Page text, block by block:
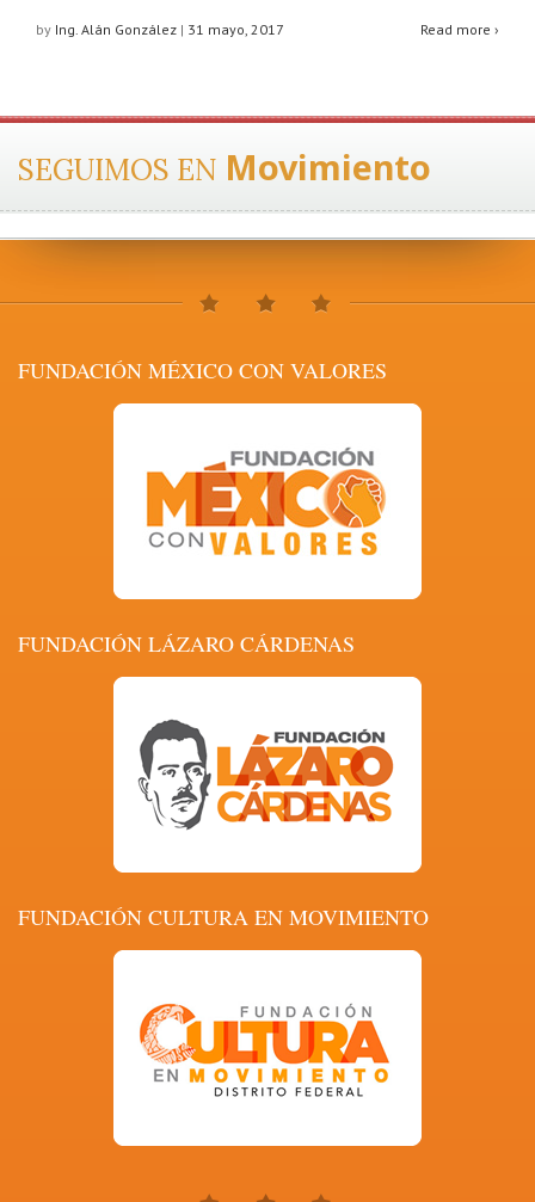
by Ing. Alán González | 31 mayo, 2017 Read more ›
SEGUIMOS EN Movimiento
FUNDACIÓN MÉXICO CON VALORES
FUNDACIÓN LÁZARO CÁRDENAS
FUNDACIÓN CULTURA EN MOVIMIENTO